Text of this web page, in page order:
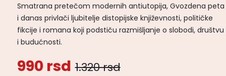
Smatrana pretečom modernih antiutopija, Gvozdena peta
i danas privlači ljubitelje distopijske književnosti, političke
fikcije i romana koji podstiču razmišljanje o slobodi, društvu
i budućnosti.
990 rsd 1.320 rsd